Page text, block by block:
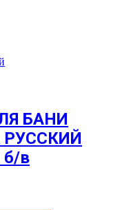
БАНИ
РУССКИЙ
б/в